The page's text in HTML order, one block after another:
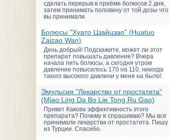
сделать перерыв в приёме болюсов 2 дня,
затем принимать половину от той дозы что
вы принимали.
Болюсы "Хуато Цзайцзао" (Huatuo
Zaizao Wan)
День добрый! Подскажите, может ли этот
препарат повышать давление? Вчера
начала пить болюсы, а сегодня утром
давление повысилось 170 на 110, никогда
такого высокого давлени у меня на было!
Эмульсия "Лекарство от простатита"
(Miao Ling Da Bo Lie Tong Ru Gao)
Привет Какова эффективность этого
препарата? Почему я спрашиваю? Мы все
принимали лекарства от простатита. Пишу
из Турции. Спасибо.